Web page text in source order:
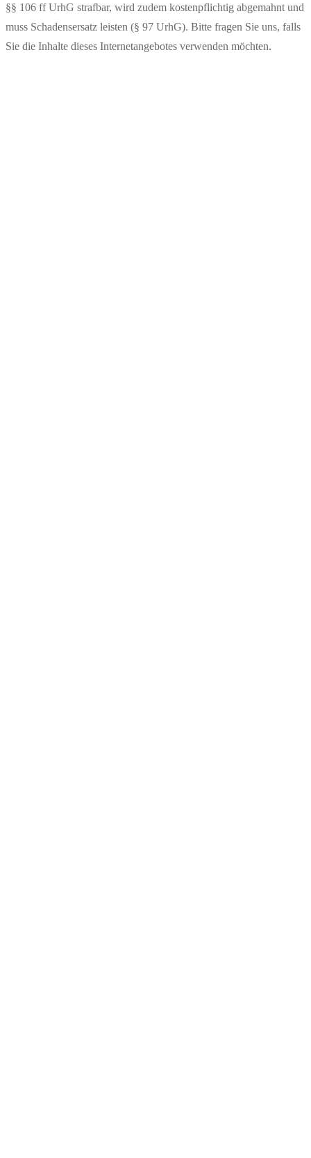
§§ 106 ff UrhG strafbar, wird zudem kostenpflichtig abgemahnt und
muss Schadensersatz leisten (§ 97 UrhG). Bitte fragen Sie uns, falls
Sie die Inhalte dieses Internetangebotes verwenden möchten.